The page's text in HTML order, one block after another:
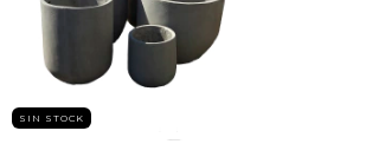
SIN STOCK